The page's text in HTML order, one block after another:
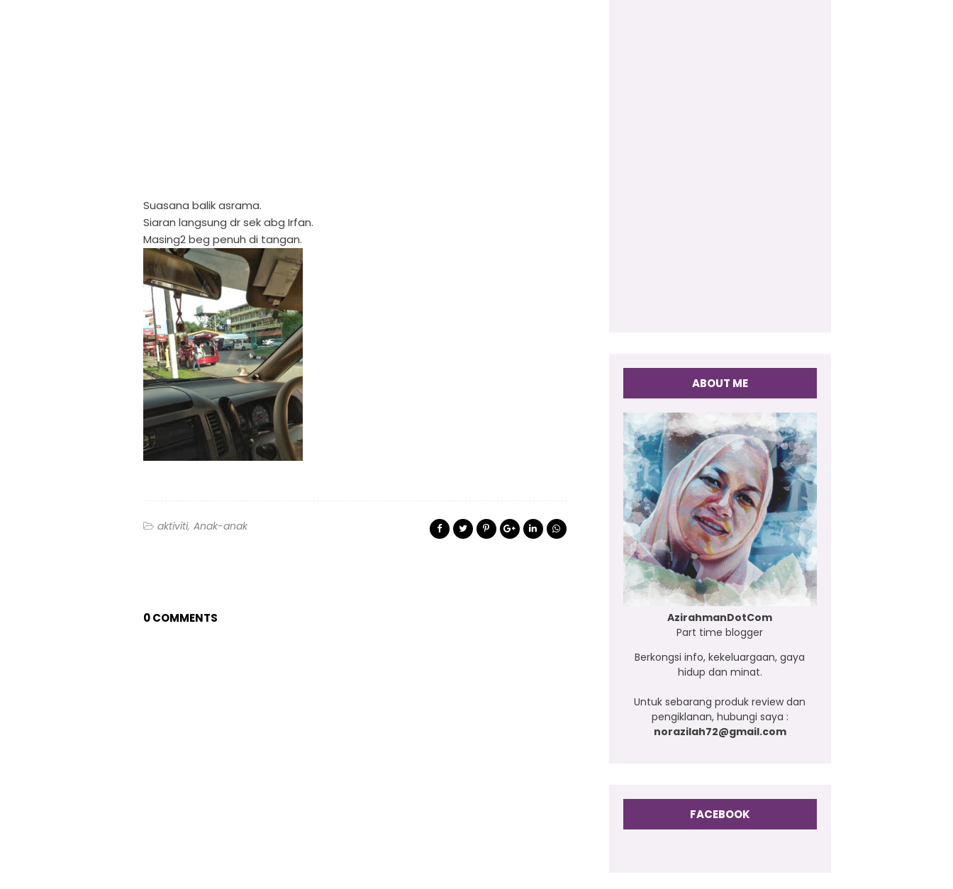
Suasana balik asrama.
Siaran langsung dr sek abg Irfan.
Masing2 beg penuh di tangan.
aktiviti Anak-anak
0 COMMENTS
ABOUT ME
AzirahmanDotCom
Part time blogger
Berkongsi info, kekeluargaan, gaya
hidup dan minat.
Untuk sebarang produk review dan
pengiklanan, hubungi saya :
norazilah72@gmail.com
FACEBOOK